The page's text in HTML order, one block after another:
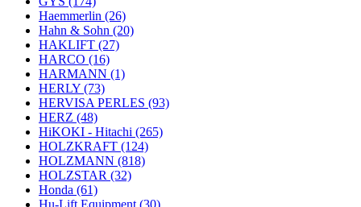
Haemmerlin (26)
Hahn & Sohn (20)
HAKLIFT (27)
HARCO (16)
HARMANN (1)
HERLY (73)
HERVISA PERLES (93)
HERZ (48)
HiKOKI - Hitachi (265)
HOLZKRAFT (124)
HOLZMANN (818)
HOLZSTAR (32)
Honda (61)
Hu-Lift Equipment (30)